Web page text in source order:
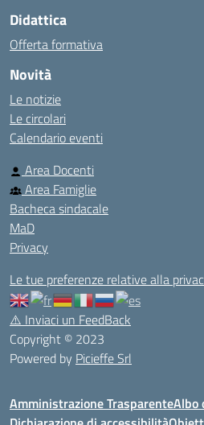
Didattica
Offerta formativa
Novità
Le notizie
Le circolari
Calendario eventi
Area Docenti
Area Famiglie
Bacheca sindacale
MaD
Privacy
Le tue preferenze relative alla
⚠️ Inviaci un FeedBack
Copyright © 2023
Powered by Picieffe Srl
Amministrazione TrasparenteAlbo